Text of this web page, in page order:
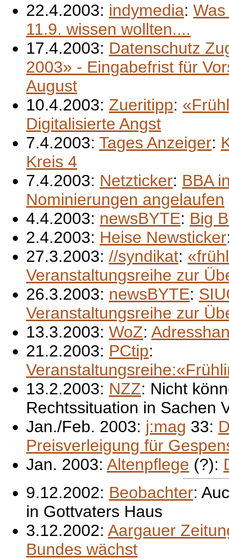
22.4.2003: indymedia:
11.9. wissen wollten....
17.4.2003: Datenschutz
2003» - Eingabefrist für
August
10.4.2003: Zueritipp:
Digitalisierte Angst
7.4.2003: Tages Anzeiger:
Kreis 4
7.4.2003: Netzticker: BBA
Nominierungen angelaufen
4.4.2003: newsBYTE: Big
2.4.2003: Heise Newsticker
27.3.2003: //syndikat:
Veranstaltungsreihe zur
26.3.2003: newsBYTE:
Veranstaltungsreihe zur
13.3.2003: WoZ:
21.2.2003: PCtip:
13.2.2003: NZZ: Nicht
Rechtssituation in Sachen
Jan./Feb. 2003: j:mag 33:
Preisverleigung für
Jan. 2003: Altenpflege (?):
9.12.2002: Beobachter:
in Gottvaters Haus
3.12.2002: Aargauer
Bundes wächst